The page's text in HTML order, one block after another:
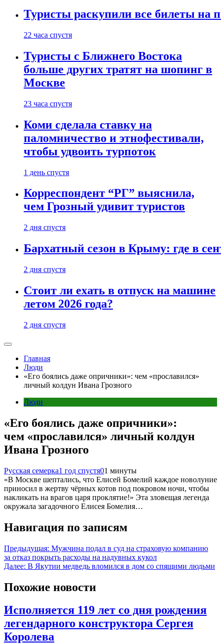
Туристы раскупили все билеты на
22 часа спустя
Туристы с Ближнего Востока
больше других тратят на шопинг в
Москве
23 часа спустя
Коми сделала ставку на
паломничество и этнофестивали,
чтобы удвоить турпоток
1 день спустя
Корреспондент “РГ” выяснила,
чем Грозный удивит туристов
2 дня спустя
Бархатный сезон в Крыму: где в
2 дня спустя
Стоит ли ехать в отпуск на машине
летом 2026 года?
2 дня спустя
Главная
Люди
«Его боялись даже опричники»: чем «прославился»
личный колдун Ивана Грозного
Люди
«Его боялись даже опричники»:
чем «прославился» личный колдун
Ивана Грозного
Русская семерка1 год спустя01 минуты
«В Москве шептались, что Елисей Бомелий каждое новолуние
приносил в жертву чёрных котов под покровом ночи, чтобы
накликать на врагов царя проклятие!» Эта зловещая легенда
окружала загадочного Елисея Бомелия…
Навигация по записям
Предыдущая: Мужчина подал в суд на страховую компанию
за отказ покрыть расходы на надувных кукол
Далее: В Якутии медведь вломился в дом со спящими людьми
Похожие новости
Исполняется 119 лет со дня рождения
легендарного конструктора Сергея
Королева